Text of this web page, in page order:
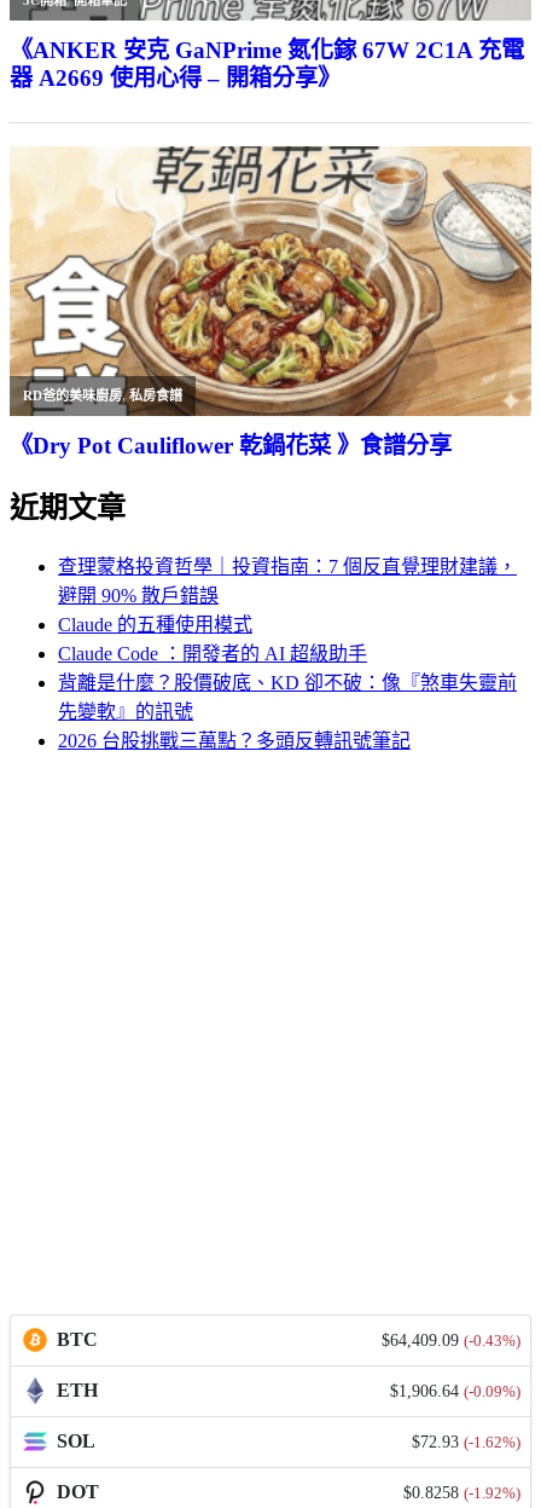
《ANKER 安克 GaNPrime 氮化鎵 67W 2C1A 充電
器 A2669 使用心得 – 開箱分享》
RD爸的美味廚房,私房食譜
《Dry Pot Cauliflower 乾鍋花菜 》食譜分享
近期文章
查理蒙格投資哲學｜投資指南：7 個反直覺理財建議，
避開 90% 散戶錯誤
Claude 的五種使用模式
Claude Code ：開發者的 AI 超級助手
背離是什麼？股價破底、KD 卻不破：像『煞車失靈前
先變軟』的訊號
2026 台股挑戰三萬點？多頭反轉訊號筆記
BTC $64,409.09 (-0.43%)
ETH $1,906.64 (-0.09%)
SOL $72.93 (-1.62%)
DOT $0.8258 (-1.92%)